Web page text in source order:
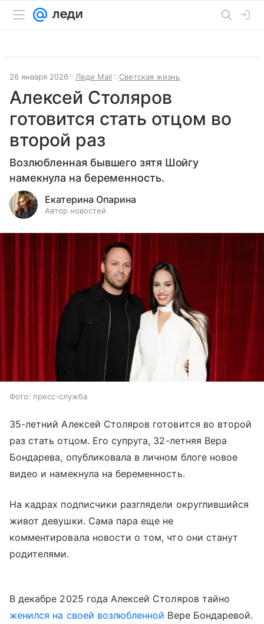
26 января 2026 Леди Mail Светская жизнь
Алексей Столяров
готовится стать отцом во
второй раз
Возлюбленная бывшего зятя Шойгу
намекнула на беременность.
Екатерина Опарина
Автор новостей
Фото: пресс-служба
35-летний Алексей Столяров готовится во второй
раз стать отцом. Его супруга, 32-летняя Вера
Бондарева, опубликовала в личном блоге новое
видео и намекнула на беременность.
На кадрах подписчики разглядели округлившийся
живот девушки. Сама пара еще не
комментировала новости о том, что они станут
родителями.
В декабре 2025 года Алексей Столяров тайно
женился на своей возлюбленной Вере Бондаревой.